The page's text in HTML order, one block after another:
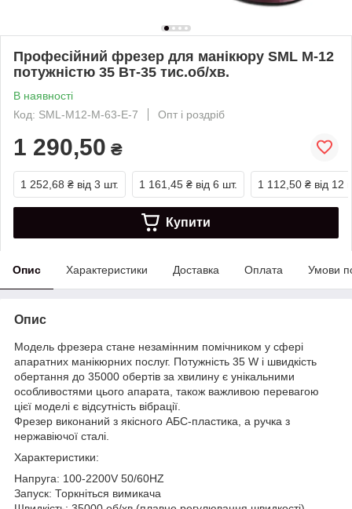
Професійний фрезер для манікюру SML M-12
потужністю 35 Вт-35 тис.об/хв.
В наявності
Код: SML-M12-М-63-Е-7
Опт і роздріб
1 290,50 ₴
1 252,68 ₴ від 3 шт. 1 161,45 ₴ від 6 шт. 1 112,50 ₴ від 12
Купити
Опис Характеристики Доставка Оплата Умови
Опис
Модель фрезера стане незамінним помічником у сфері
апаратних манікюрних послуг. Потужність 35 W і швидкість
обертання до 35000 обертів за хвилину є унікальними
особливостями цього апарата, також важливою перевагою
цієї моделі є відсутність вібрації.
Фрезер виконаний з якісного АБС-пластика, а ручка з
нержавіючої сталі.
Характеристики:
Напруга: 100-2200V 50/60HZ
Запуск: Торкніться вимикача